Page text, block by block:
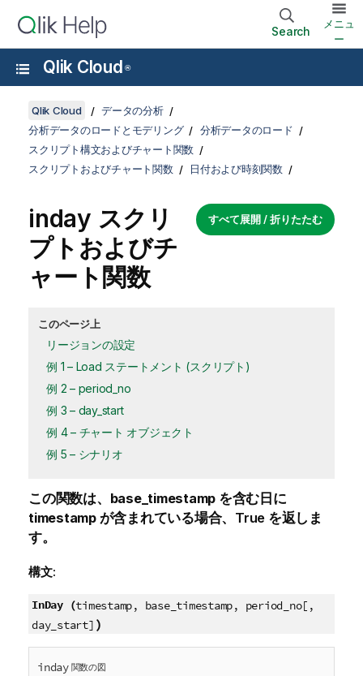
Search
メニュ
ー
Qlik Cloud ®
Qlik Cloud
データの分析
分析データのロードとモデリング
分析データのロード
スクリプト構文およびチャート関数
スクリプトおよびチャート関数
日付および時刻関数
すべて展開 / 折りたたむ
inday スクリ
プトおよびチ
ャート関数
このページ上
リージョンの設定
例 1 – Load ステートメント (スクリプト)
例 2 – period_no
例 3 – day_start
例 4 – チャート オブジェクト
例 5 – シナリオ
この関数は、 base_timestamp を含む日に
timestampが含まれている場合、 True を返しま
す。
構文:
InDay (timestamp, base_timestamp, period_no[,
day_start] )
inday関数の図